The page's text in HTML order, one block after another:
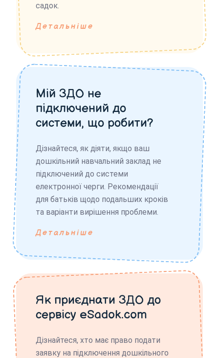
садок.
Детальніше
Мій ЗДО не
підключений до
системи, що робити?
Дізнайтеся, як діяти, якщо ваш
дошкільний навчальний заклад не
підключений до системи
електронної черги. Рекомендації
для батьків щодо подальших кроків
та варіанти вирішення проблеми.
Детальніше
Як приєднати ЗДО до
сервісу eSadok.com
Дізнайтеся, хто має право подати
заявку на підключення дошкільного